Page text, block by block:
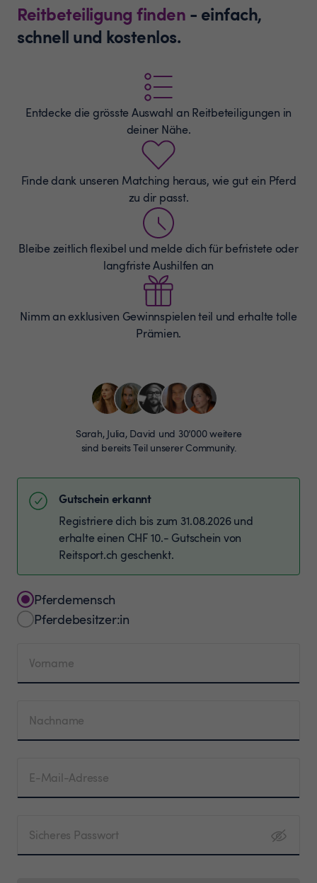
Reitbeteiligung finden - einfach,
schnell und kostenlos.
Entdecke die grösste Auswahl an Reitbeteiligungen in
deiner Nähe.
Finde dank unseren Matching heraus, wie gut ein Pferd
zu dir passt.
Bleibe zeitlich flexibel und melde dich für befristete oder
langfriste Aushilfen an
Nimm an exklusiven Gewinnspielen teil und erhalte tolle
Prämien.
Sarah, Julia, David und 30’000 weitere
sind bereits Teil unserer Community.
Gutschein erkannt
Registriere dich bis zum 31.08.2026 und
erhalte einen CHF 10.- Gutschein von
Reitsport.ch geschenkt.
Pferdemensch
Pferdebesitzer:in
Vorname
Nachname
E-Mail-Adresse
Sicheres Passwort